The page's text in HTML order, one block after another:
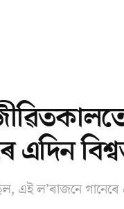
এদিন
এই ল’ৰাজনে